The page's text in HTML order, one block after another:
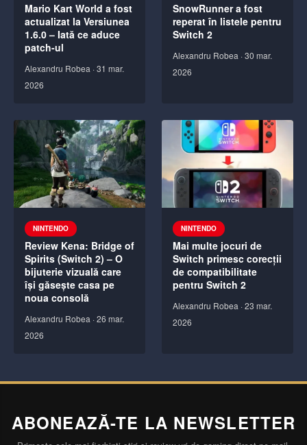
Mario Kart World a fost
actualizat la Versiunea
1.6.0 – Iată ce aduce
patch-ul
Alexandru Robea ·31 mar.
2026
SnowRunner a fost
reperat în listele pentru
Switch 2
Alexandru Robea ·30 mar.
2026
NINTENDO
Review Kena: Bridge of
Spirits (Switch 2) – O
bijuterie vizuală care
își găsește casa pe
noua consolă
Alexandru Robea ·26 mar.
2026
NINTENDO
Mai multe jocuri de
Switch primesc corecții
de compatibilitate
pentru Switch 2
Alexandru Robea ·23 mar.
2026
ABONEAZĂ-TE LA NEWSLETTER